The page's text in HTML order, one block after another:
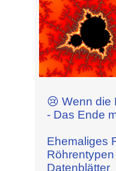
😢 Wenn die
- Das Ende
Ehemaliges
Röhrentypen
Datenblätter